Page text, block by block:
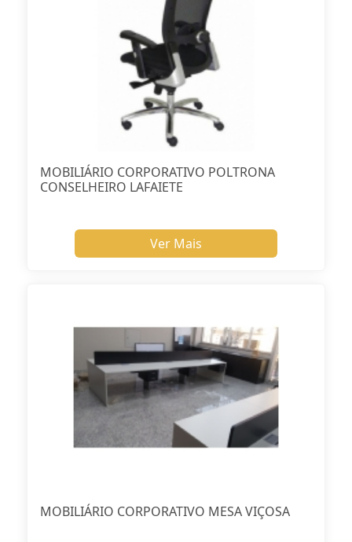
MOBILIÁRIO CORPORATIVO POLTRONA
CONSELHEIRO LAFAIETE
Ver Mais
MOBILIÁRIO CORPORATIVO MESA VIÇOSA